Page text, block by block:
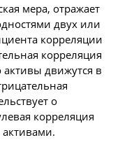
мера, отражает
двух или
корреляции
корреляция
активы движутся в
о
корреляция
активами.